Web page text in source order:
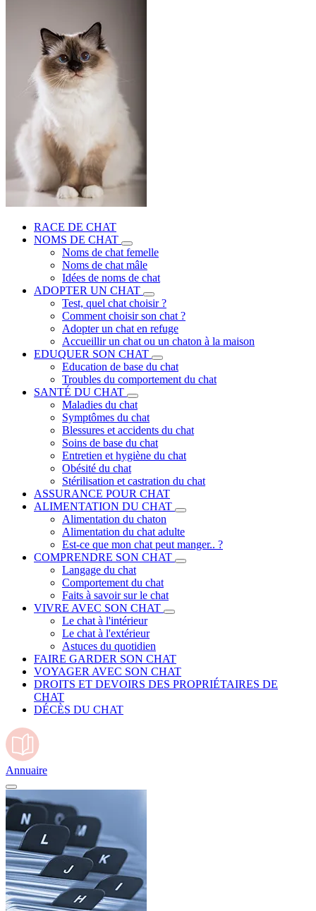
RACE DE CHAT
NOMS DE CHAT
Noms de chat femelle
Noms de chat mâle
Idées de noms de chat
ADOPTER UN CHAT
Test, quel chat choisir ?
Comment choisir son chat ?
Adopter un chat en refuge
Accueillir un chat ou un chaton à la maison
EDUQUER SON CHAT
Education de base du chat
Troubles du comportement du chat
SANTÉ DU CHAT
Maladies du chat
Symptômes du chat
Blessures et accidents du chat
Soins de base du chat
Entretien et hygiène du chat
Obésité du chat
Stérilisation et castration du chat
ASSURANCE POUR CHAT
ALIMENTATION DU CHAT
Alimentation du chaton
Alimentation du chat adulte
Est-ce que mon chat peut manger.. ?
COMPRENDRE SON CHAT
Langage du chat
Comportement du chat
Faits à savoir sur le chat
VIVRE AVEC SON CHAT
Le chat à l'intérieur
Le chat à l'extérieur
Astuces du quotidien
FAIRE GARDER SON CHAT
VOYAGER AVEC SON CHAT
DROITS ET DEVOIRS DES PROPRIÉTAIRES DE
CHAT
DÉCÈS DU CHAT
Annuaire